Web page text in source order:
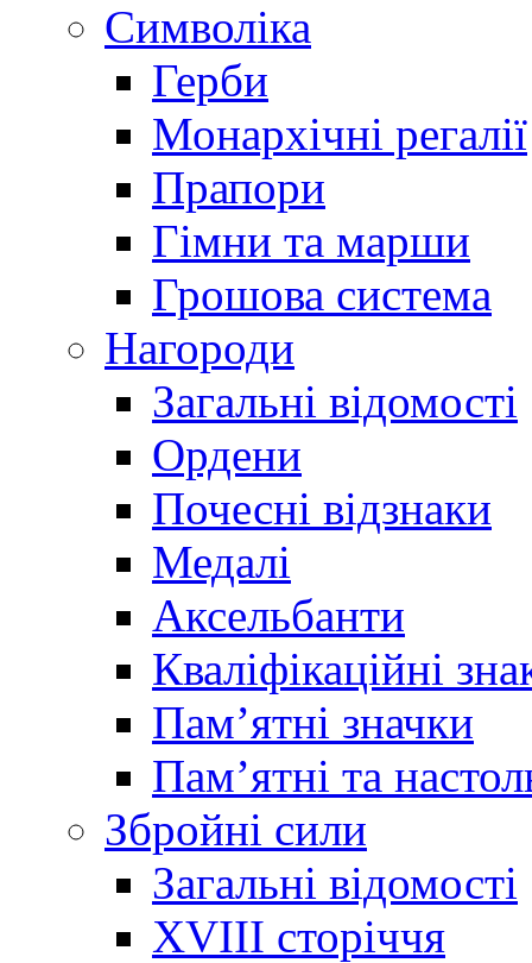
Cимволіка
Герби
Монархічні регалії
Прапори
Гімни та марши
Грошова система
Нагороди
Загальні відомості
Ордени
Почесні відзнаки
Медалі
Аксельбанти
Кваліфікаційні
Памʼятні значки
Памʼятні та
Збройні сили
Загальні відомості
XVIII сторіччя